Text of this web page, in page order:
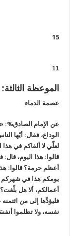
15
11
الموعظة
عصمة الدماء
عن الإمام
الوداع، فقال: أيّها
لعلّي لا ألقاكم في
قالوا: هذا اليوم،
أعظم حرمة؟ قالوا:
يومكم هذا في شهركم
أعمالكم، ألا هل
فليؤدِّها إلى من ائتمنه
نفسه، ولا تظلموا